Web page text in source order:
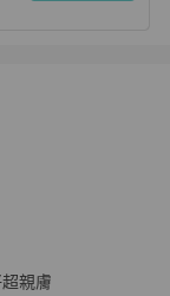
雙排釦超顯瘦修
親膚